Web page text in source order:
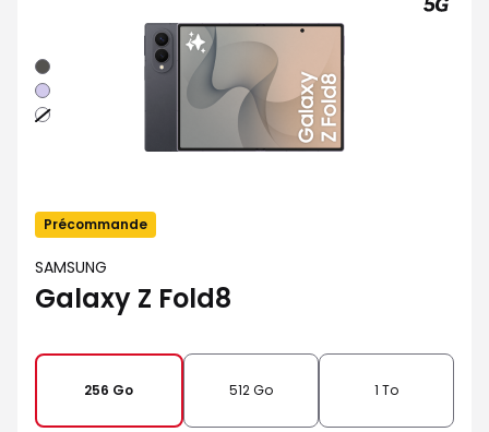
Graphite
Violet
Blanc
Précommande
SAMSUNG
Galaxy Z Fold8
256 Go 512 Go 1 To